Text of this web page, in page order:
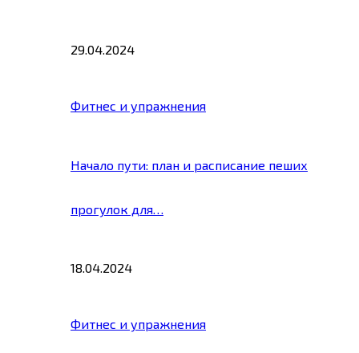
29.04.2024
Фитнес и упражнения
Начало пути: план и расписание пеших
прогулок для…
18.04.2024
Фитнес и упражнения